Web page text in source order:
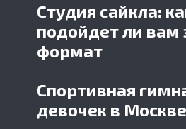
Студия сайкла:
подойдет ли вам
формат
Спортивная
девочек в Москве